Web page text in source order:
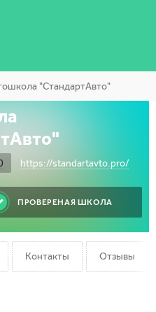
"СтандартАвто"
https://standartavto.pro/
ПРОВЕРЕНАЯ ШКОЛА
Контакты Отзывы